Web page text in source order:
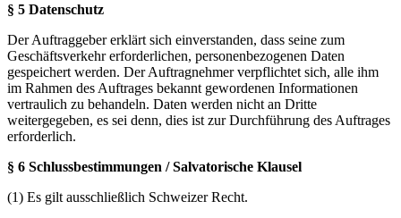
§ 5 Datenschutz
Der Auftraggeber erklärt sich einverstanden, dass seine zum
Geschäftsverkehr erforderlichen, personenbezogenen Daten
gespeichert werden. Der Auftragnehmer verpflichtet sich, alle ihm
im Rahmen des Auftrages bekannt gewordenen Informationen
vertraulich zu behandeln. Daten werden nicht an Dritte
weitergegeben, es sei denn, dies ist zur Durchführung des Auftrages
erforderlich.
§ 6 Schlussbestimmungen / Salvatorische Klausel
(1) Es gilt ausschließlich Schweizer Recht.